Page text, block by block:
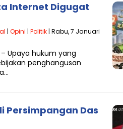
Internet Digugat
| Opini | Politik | Rabu, 7 Januari
– Upaya hukum yang
penghangusan
Persimpangan Das